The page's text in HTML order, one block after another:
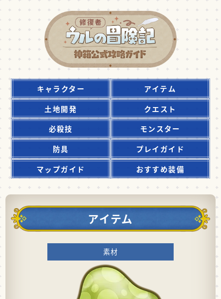
キャラクター
アイテム
土地開発
クエスト
必殺技
モンスター
防具
プレイガイド
マップガイド
おすすめ装備
アイテム
素材